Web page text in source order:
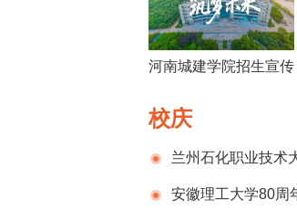
河南城建学院招生宣传
校庆
兰州石化职业技术
（第一号）
安徽理工大学80周